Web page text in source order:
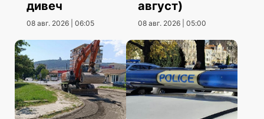
дивеч
08 авг. 2026 | 06:05
август)
08 авг. 2026 | 05:00